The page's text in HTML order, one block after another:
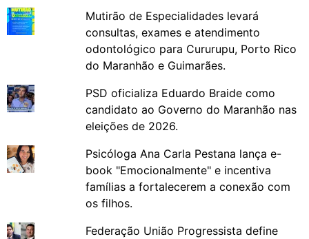
Mutirão de Especialidades levará
consultas, exames e atendimento
odontológico para Cururupu, Porto Rico
do Maranhão e Guimarães.
PSD oficializa Eduardo Braide como
candidato ao Governo do Maranhão nas
eleições de 2026.
Psicóloga Ana Carla Pestana lança e-
book "Emocionalmente" e incentiva
famílias a fortalecerem a conexão com
os filhos.
Federação União Progressista define